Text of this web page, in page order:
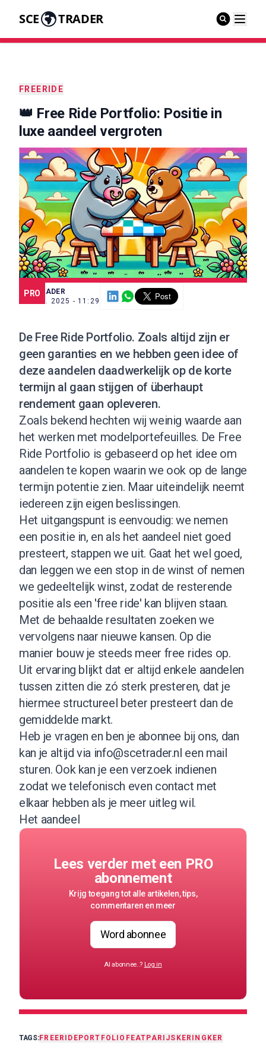
SCE TRADER
FREERIDE
👑 Free Ride Portfolio: Positie in
luxe aandeel vergroten
PRO
SCE TRADER
30 JUL. 2025 - 11:29
De Free Ride Portfolio. Zoals altijd zijn er
geen garanties en we hebben geen idee of
deze aandelen daadwerkelijk op de korte
termijn al gaan stijgen of überhaupt
rendement gaan opleveren.
Zoals bekend hechten wij weinig waarde aan
het werken met modelportefeuilles. De Free
Ride Portfolio is gebaseerd op het idee om
aandelen te kopen waarin we ook op de lange
termijn potentie zien. Maar uiteindelijk neemt
iedereen zijn eigen beslissingen.
Het uitgangspunt is eenvoudig: we nemen
een positie in, en als het aandeel niet goed
presteert, stappen we uit. Gaat het wel goed,
dan leggen we een stop in de winst of nemen
we gedeeltelijk winst, zodat de resterende
positie als een 'free ride' kan blijven staan.
Met de behaalde resultaten zoeken we
vervolgens naar nieuwe kansen. Op die
manier bouw je steeds meer free rides op.
Uit ervaring blijkt dat er altijd enkele aandelen
tussen zitten die zó sterk presteren, dat je
hiermee structureel beter presteert dan de
gemiddelde markt.
Heb je vragen en ben je abonnee bij ons, dan
kan je altijd via info@scetrader.nl een mail
sturen. Ook kan je een verzoek indienen
zodat we telefonisch even contact met
elkaar hebben als je meer uitleg wil.
Het aandeel
Lees verder met een PRO
abonnement
Krijg toegang tot alle artikelen, tips,
commentaren en meer
Word abonnee
Al abonnee..? Log in
TAGS:FREERIDEPORTFOLIO FEATPARIJS KERING KER